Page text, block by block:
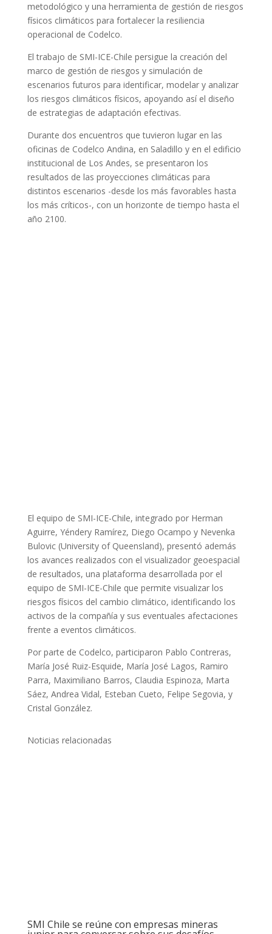
metodológico y una herramienta de gestión de riesgos
físicos climáticos para fortalecer la resiliencia
operacional de Codelco.
El trabajo de SMI-ICE-Chile persigue la creación del
marco de gestión de riesgos y simulación de
escenarios futuros para identificar, modelar y analizar
los riesgos climáticos físicos, apoyando así el diseño
de estrategias de adaptación efectivas.
Durante dos encuentros que tuvieron lugar en las
oficinas de Codelco Andina, en Saladillo y en el edificio
institucional de Los Andes, se presentaron los
resultados de las proyecciones climáticas para
distintos escenarios -desde los más favorables hasta
los más críticos-, con un horizonte de tiempo hasta el
año 2100.
El equipo de SMI-ICE-Chile, integrado por Herman
Aguirre, Yéndery Ramírez, Diego Ocampo y Nevenka
Bulovic (University of Queensland), presentó además
los avances realizados con el visualizador geoespacial
de resultados, una plataforma desarrollada por el
equipo de SMI-ICE-Chile que permite visualizar los
riesgos físicos del cambio climático, identificando los
activos de la compañía y sus eventuales afectaciones
frente a eventos climáticos.
Por parte de Codelco, participaron Pablo Contreras,
María José Ruiz-Esquide, María José Lagos, Ramiro
Parra, Maximiliano Barros, Claudia Espinoza, Marta
Sáez, Andrea Vidal, Esteban Cueto, Felipe Segovia, y
Cristal González.
Noticias relacionadas
SMI Chile se reúne con empresas mineras